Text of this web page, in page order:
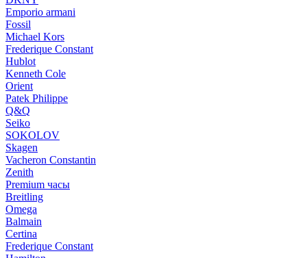
Emporio armani
Fossil
Michael Kors
Frederique Constant
Hublot
Kenneth Cole
Orient
Patek Philippe
Q&Q
Seiko
SOKOLOV
Skagen
Vacheron Constantin
Zenith
Premium часы
Breitling
Omega
Balmain
Certina
Frederique Constant